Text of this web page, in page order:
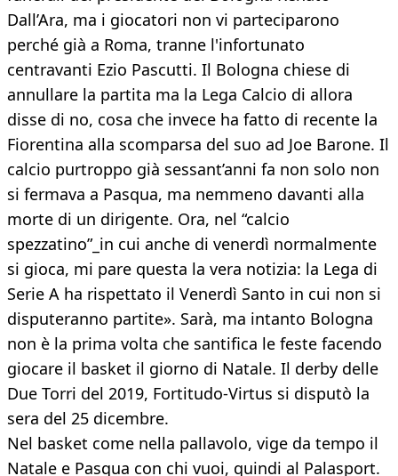
Dall’Ara, ma i giocatori non vi parteciparono
perché già a Roma, tranne l'infortunato
centravanti Ezio Pascutti. Il Bologna chiese di
annullare la partita ma la Lega Calcio di allora
disse di no, cosa che invece ha fatto di recente la
Fiorentina alla scomparsa del suo ad Joe Barone. Il
calcio purtroppo già sessant’anni fa non solo non
si fermava a Pasqua, ma nemmeno davanti alla
morte di un dirigente. Ora, nel “calcio
spezzatino”_in cui anche di venerdì normalmente
si gioca, mi pare questa la vera notizia: la Lega di
Serie A ha rispettato il Venerdì Santo in cui non si
disputeranno partite». Sarà, ma intanto Bologna
non è la prima volta che santifica le feste facendo
giocare il basket il giorno di Natale. Il derby delle
Due Torri del 2019, Fortitudo-Virtus si disputò la
sera del 25 dicembre.
Nel basket come nella pallavolo, vige da tempo il
Natale e Pasqua con chi vuoi, quindi al Palasport.